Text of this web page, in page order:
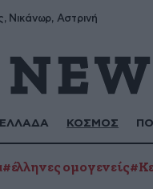
Νικάνωρ, Αστρινή
ΕΛΛΑΔΑ ΚΟΣΜΟΣ
#έλληνες ομογενείς